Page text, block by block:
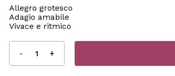
Allegro grotesco
Adagio amabile
Vivace e ritmico